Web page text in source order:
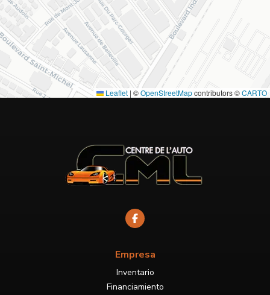
Leaflet | ©OpenStreetMapcontributors ©CARTO
Empresa
Inventario
Financiamiento